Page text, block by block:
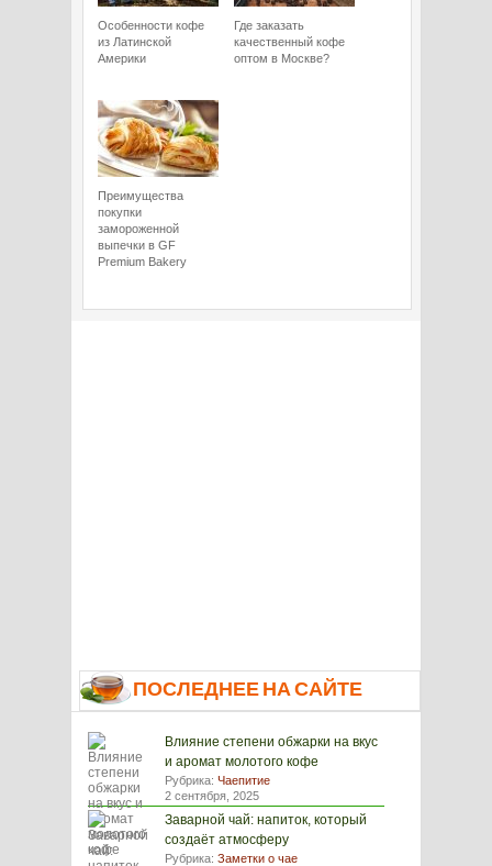
Особенности кофе
из Латинской
Америки
Где заказать
качественный кофе
оптом в Москве?
Преимущества
покупки
замороженной
выпечки в GF
Premium Bakery
ПОСЛЕДНЕЕ НА САЙТЕ
Влияние степени обжарки на вкус
и аромат молотого кофе
Рубрика: Чаепитие
2 сентября, 2025
Заварной чай: напиток, который
создаёт атмосферу
Рубрика: Заметки о чае